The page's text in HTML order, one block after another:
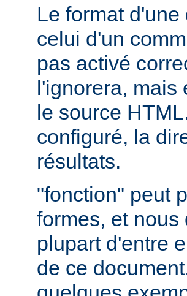
Le format
celui d'un
pas activé
l'ignorera, mais
le source
configuré, la
résultats.
"fonction" peut
formes, et
plupart d'entre
de ce